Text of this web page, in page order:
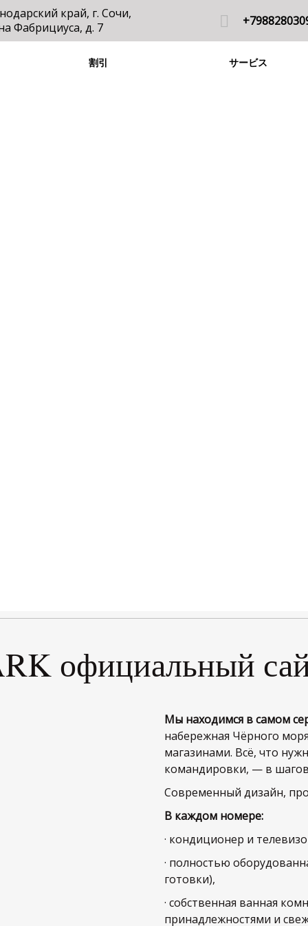
край, г. Сочи,
Фабрициуса, д. 7
割引 サービス
официальный
Мы находимся в самом
набережная Чёрного
магазинами. Всё, что
командировки, — в
Современный дизайн,
В каждом номере:
· кондиционер и
· полностью
готовки),
· собственная ванная
принадлежностями и